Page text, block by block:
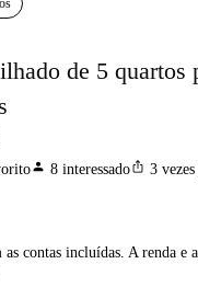
de 5 quartos
person 8 interessadoios_share 3
contas incluídas. A renda e